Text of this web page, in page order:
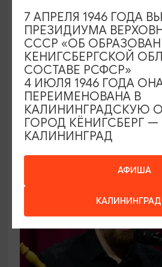
Открытие сезона
Калининградской
филармонии
06.09.2026 12:00
Калининград,
филармония им. Е.Ф.
АФИША
7 АПРЕЛЯ 1946 ГОДА
ПРЕЗИДИУМА
СССР «ОБ
КЕНИГСБЕРГСКОЙ
СОСТАВЕ РСФСР»
4 ИЮЛЯ 1946 ГОДА
ПЕРЕИМЕНОВАНА В
КАЛИНИНГРАДСКУЮ
ГОРОД КЁНИГСБЕРГ —
КАЛИНИНГРАД